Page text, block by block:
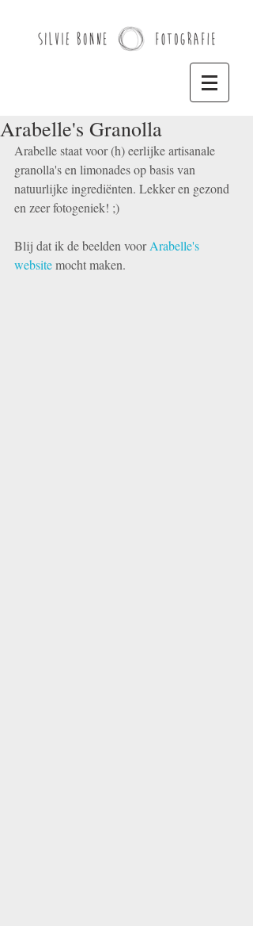
Arabelle's Granolla
Arabelle staat voor (h) eerlijke artisanale
granolla's en limonades op basis van
natuurlijke ingrediënten. Lekker en gezond
en zeer fotogeniek! ;)
Blij dat ik de beelden voor Arabelle's
website mocht maken.